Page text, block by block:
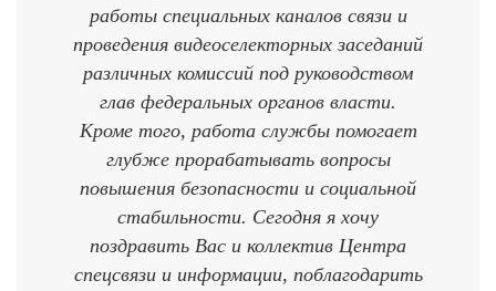
работы специальных каналов связи и
проведения видеоселекторных заседаний
различных комиссий под руководством
глав федеральных органов власти.
Кроме того, работа службы помогает
глубже прорабатывать вопросы
повышения безопасности и социальной
стабильности. Сегодня я хочу
поздравить Вас и коллектив Центра
спецсвязи и информации, поблагодарить